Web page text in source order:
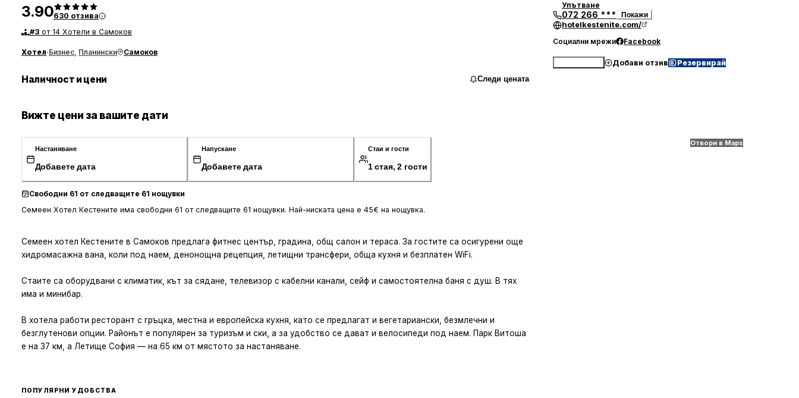
3.90630 отзива
#3 от 14 Хотели в Самоков
Хотел·Бизнес Планински Самоков
Наличност и цени Следи цената
Вижте цени за вашите дати
Настаняване
Добавете дата
Напускане
Добавете дата
Стаи и гости
1 стая, 2 гости
Свободни 61 от следващите 61 нощувки
Семеен Хотел Кестените има свободни 61 от следващите 61 нощувки. Най-ниската цена е 45€ на нощувка.
Семеен хотел Кестените в Самоков предлага фитнес център, градина, общ салон и тераса. За гостите са осигурени още
хидромасажна вана, коли под наем, денонощна рецепция, летищни трансфери, обща кухня и безплатен WiFi.
Стаите са оборудвани с климатик, кът за сядане, телевизор с кабелни канали, сейф и самостоятелна баня с душ. В тях
има и минибар.
В хотела работи ресторант с гръцка, местна и европейска кухня, като се предлагат и вегетариански, безмлечни и
безглутенови опции. Районът е популярен за туризъм и ски, а за удобство се дават и велосипеди под наем. Парк Витоша
е на 37 км, а Летище София — на 65 км от мястото за настаняване.
ПОПУЛЯРНИ УДОБСТВА
Упътване
072 266 *** Покажи
hotelkestenite.com/
Социални мрежи Facebook
Добави отзив Резервирай
Отвори в Maps